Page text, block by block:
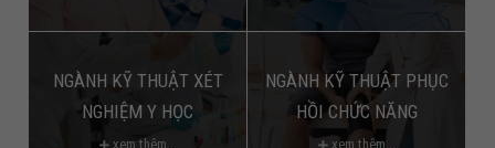
NGÀNH KỸ THUẬT XÉT
NGHIỆM Y HỌC
xem thêm...
NGÀNH KỸ THUẬT PHỤC
HỒI CHỨC NĂNG
xem thêm...